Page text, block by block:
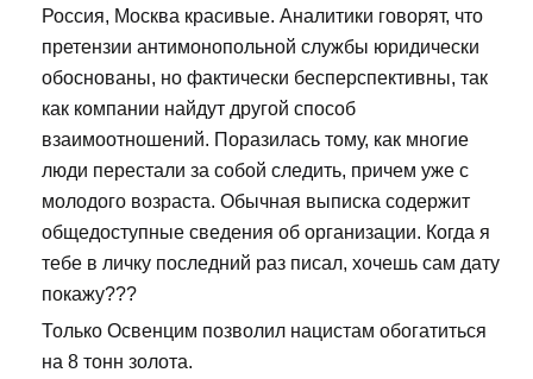
Россия, Москва красивые. Аналитики говорят, что
претензии антимонопольной службы юридически
обоснованы, но фактически бесперспективны, так
как компании найдут другой способ
взаимоотношений. Поразилась тому, как многие
люди перестали за собой следить, причем уже с
молодого возраста. Обычная выписка содержит
общедоступные сведения об организации. Когда я
тебе в личку последний раз писал, хочешь сам дату
покажу???
Только Освенцим позволил нацистам обогатиться
на 8 тонн золота.